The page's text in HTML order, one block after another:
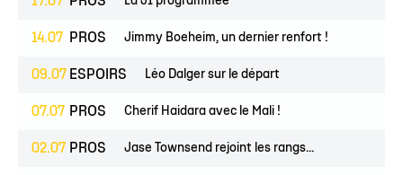
14.07 PROS Jimmy Boeheim, un dernier renfort !
09.07 ESPOIRS Léo Dalger sur le départ
07.07 PROS Cherif Haidara avec le Mali !
02.07 PROS Jase Townsend rejoint les rangs...